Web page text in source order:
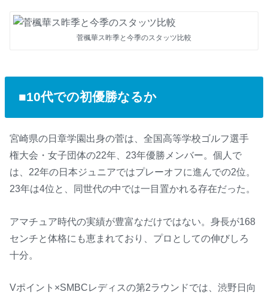
菅楓華ス昨季と今季のスタッツ比較
■10代での初優勝なるか
宮崎県の日章学園出身の菅は、全国高等学校ゴルフ選手
権大会・女子団体の22年、23年優勝メンバー。個人で
は、22年の日本ジュニアではプレーオフに進んでの2位。
23年は4位と、同世代の中では一目置かれる存在だった。
アマチュア時代の実績が豊富なだけではない。身長が168
センチと体格にも恵まれており、プロとしての伸びしろ
十分。
Vポイント×SMBCレディスの第2ラウンドでは、渋野日向